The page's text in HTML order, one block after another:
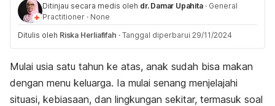
Ditinjau secara medis oleh dr. Damar Upahita · General
Practitioner · None
Ditulis oleh Riska Herliafifah · Tanggal diperbarui 29/11/2024
Mulai usia satu tahun ke atas, anak sudah bisa makan
dengan menu keluarga. Ia mulai senang menjelajahi
situasi, kebiasaan, dan lingkungan sekitar, termasuk soal